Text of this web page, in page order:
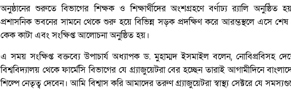
অনুষ্ঠানের শুরুতে বিভাগের শিক্ষক ও শিক্ষার্থীদের অংশগ্রহণে বর্ণাঢ্য র‌্যালি অনুষ্ঠিত
প্রশাসনিক ভবনের সামনে থেকে শুরু হয়ে বিভিন্ন সড়ক প্রদক্ষিণ করে আরম্ভস্থলে এসে
কেক কাটা এবং সংক্ষিপ্ত আলোচনা অনুষ্ঠিত হয়।
এ সময় সংক্ষিপ্ত বক্তব্যে উপাচার্য অধ্যাপক ড. মুহাম্মদ ইসমাইল বলেন, নোবিপ্রবিসহ
বিশ্ববিদ্যালয় থেকে ফার্মেসি বিভাগের যে গ্র্যাজুয়েটরা বের হচ্ছেন তারাই আগামীদিনে
শিল্পে নেতৃত্ব দেবেন। আমি বিশ্বাস করি আমাদের তরুণ গ্র্যাজুয়েটরা স্বাস্থ্য সেক্টরে যে